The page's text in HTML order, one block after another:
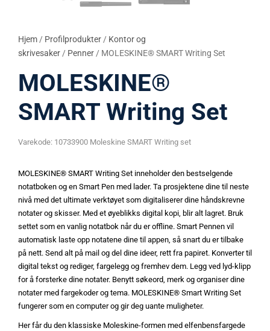
Hjem/ Profilprodukter/ Kontor og
skrivesaker/ Penner/ MOLESKINE® SMART Writing Set
MOLESKINE®
SMART Writing Set
Varekode: 10733900 Moleskine SMART Writing set
MOLESKINE® SMART Writing Set inneholder den bestselgende
notatboken og en Smart Pen med lader. Ta prosjektene dine til neste
nivå med det ultimate verktøyet som digitaliserer dine håndskrevne
notater og skisser. Med et øyeblikks digital kopi, blir alt lagret. Bruk
settet som en vanlig notatbok når du er offline. Smart Pennen vil
automatisk laste opp notatene dine til appen, så snart du er tilbake
på nett. Send alt på mail og del dine ideer, rett fra papiret. Konverter til
digital tekst og rediger, fargelegg og fremhev dem. Legg ved lyd-klipp
for å forsterke dine notater. Benytt søkeord, merk og organiser dine
notater med fargekoder og tema. MOLESKINE® Smart Writing Set
fungerer som en computer og gir deg uante muligheter.
Her får du den klassiske Moleskine-formen med elfenbensfargede